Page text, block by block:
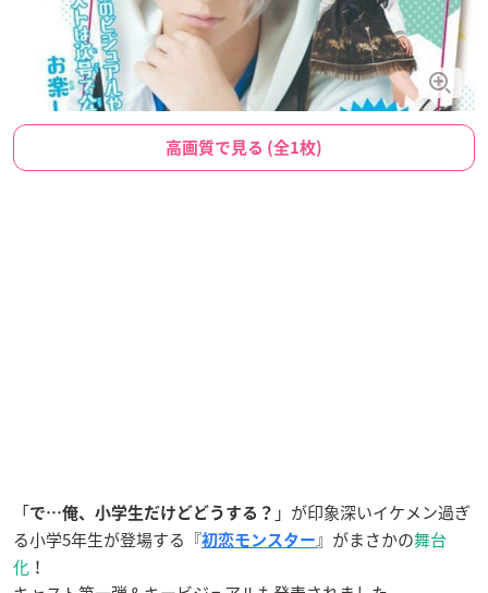
高画質で見る (全1枚)
「で…俺、小学生だけどどうする？ 」が印象深いイケメン過ぎ
る小学5年生が登場する『初恋モンスター』がまさかの舞台
化 ！